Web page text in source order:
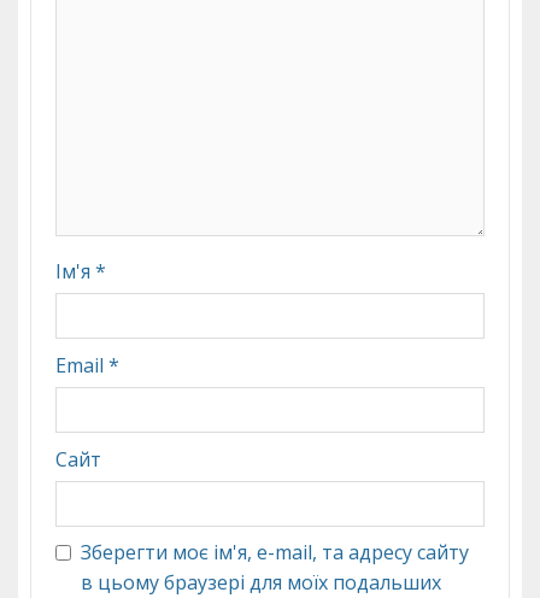
Ім'я *
Email *
Сайт
Зберегти моє ім'я, e-mail, та адресу сайту
в цьому браузері для моїх подальших